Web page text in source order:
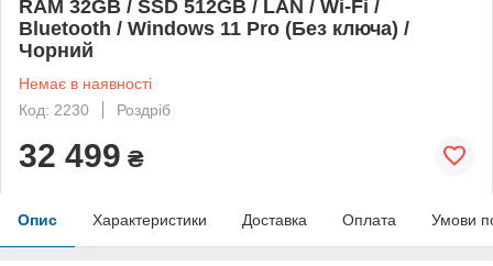
RAM 32GB / SSD 512GB / LAN / Wi-Fi /
Bluetooth / Windows 11 Pro (Без ключа) /
Чорний
Немає в наявності
Код: 2230
Роздріб
32 499 ₴
Опис Характеристики Доставка Оплата Умови